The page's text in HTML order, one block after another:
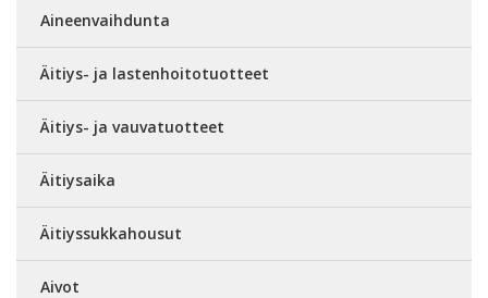
Aineenvaihdunta
Äitiys- ja lastenhoitotuotteet
Äitiys- ja vauvatuotteet
Äitiysaika
Äitiyssukkahousut
Aivot